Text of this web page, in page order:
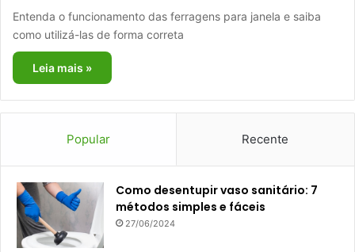
Entenda o funcionamento das ferragens para janela e saiba
como utilizá-las de forma correta
Leia mais »
Popular Recente
Como desentupir vaso sanitário: 7
métodos simples e fáceis
27/06/2024